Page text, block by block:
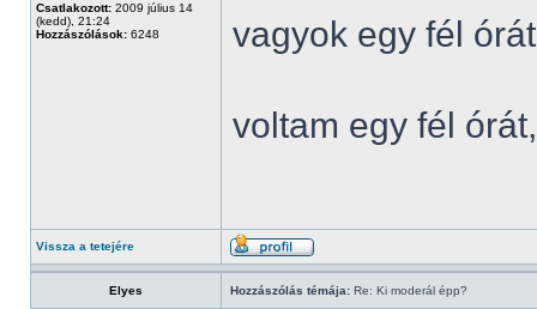
Csatlakozott: 2009 július 14
(kedd), 21:24
Hozzászólások: 6248 vagyok egy fél órát
voltam egy fél
Vissza a tetejére
Elyes Hozzászólás témája: Re: Ki moderál épp?